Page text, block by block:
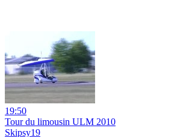
19:50
Tour du limousin ULM 2010
Skipsy19